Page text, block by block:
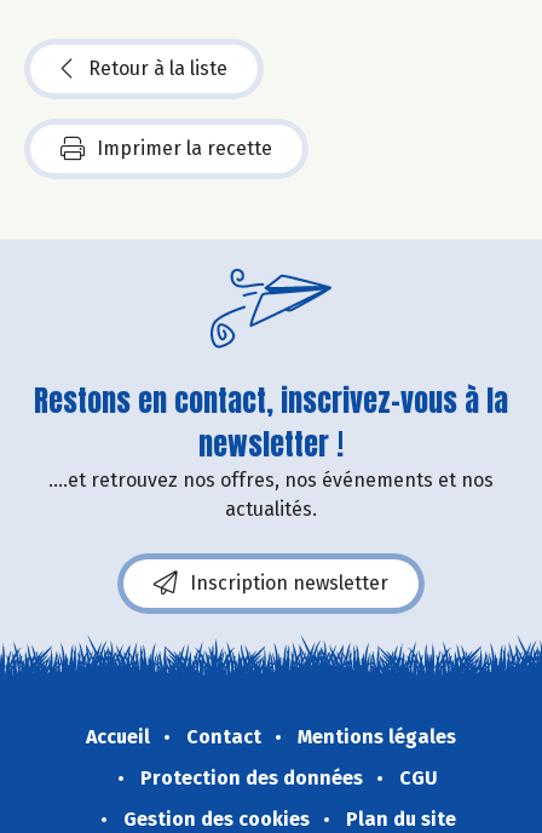
Retour à la liste
Imprimer la recette
Restons en contact, inscrivez-vous à la
newsletter !
....et retrouvez nos offres, nos événements et nos
actualités.
Inscription newsletter
Accueil Contact
Mentions légales
Protection des données
CGU
Gestion des cookies
Plan du site